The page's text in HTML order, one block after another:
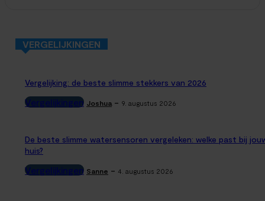
VERGELIJKINGEN
Vergelijking: de beste slimme stekkers van 2026
Vergelijkingen Joshua - 9. augustus 2026
De beste slimme watersensoren vergeleken: welke past bij
huis?
Vergelijkingen Sanne - 4. augustus 2026